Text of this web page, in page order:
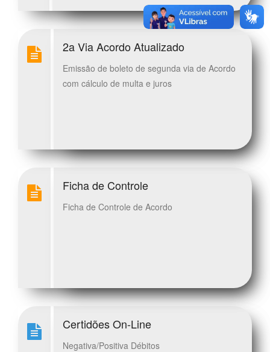
2a Via Acordo Atualizado
Emissão de boleto de segunda via de Acordo
com cálculo de multa e juros
Ficha de Controle
Ficha de Controle de Acordo
Certidões On-Line
Negativa/Positiva Débitos